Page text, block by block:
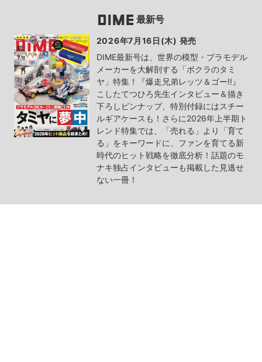
最新号
2026年7月16日(木) 発売
DIME最新号は、世界の模型・プラモデル
メーカーを大解剖する「ボクラのタミ
ヤ」特集！『爆走兄弟レッツ＆ゴー!!』
こしたてつひろ先生インタビュー＆描き
下ろしピンナップ、特別付録にはスチー
ルギアケースも！さらに2026年上半期ト
レンド特集では、「売れる」より「育て
る」をキーワードに、ファンを育てる新
時代のヒット戦略を徹底分析！話題のモ
ナキ独占インタビューも掲載した見逃せ
ない一冊！